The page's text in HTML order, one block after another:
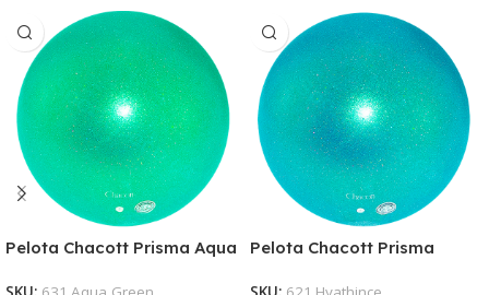
Pelota Chacott Prisma Aqua
Pelota Chacott Prisma